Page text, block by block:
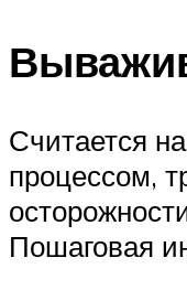
Считается
процессом,
Пошаговая